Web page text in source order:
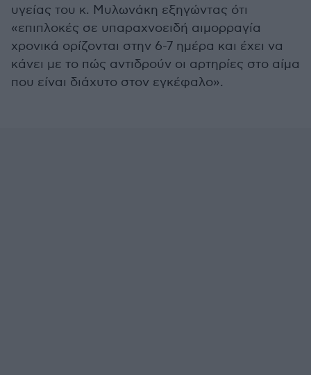
υγείας του κ. Μυλωνάκη εξηγώντας ότι
«επιπλοκές σε υπαραχνοειδή αιμορραγία
χρονικά ορίζονται στην 6-7 ημέρα και έχει να
κάνει με το πώς αντιδρούν οι αρτηρίες στο αίμα
που είναι διάχυτο στον εγκέφαλο».